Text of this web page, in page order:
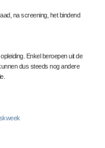
na screening, het bindend
Enkel beroepen uit de
dus steeds nog andere